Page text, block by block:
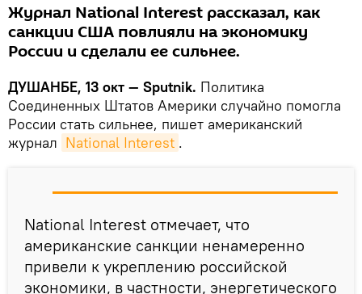
Журнал National Interest рассказал, как
санкции США повлияли на экономику
России и сделали ее сильнее.
ДУШАНБЕ, 13 окт — Sputnik. Политика
Соединенных Штатов Америки случайно помогла
России стать сильнее, пишет американский
журнал National Interest .
National Interest отмечает, что
американские санкции ненамеренно
привели к укреплению российской
экономики, в частности, энергетического